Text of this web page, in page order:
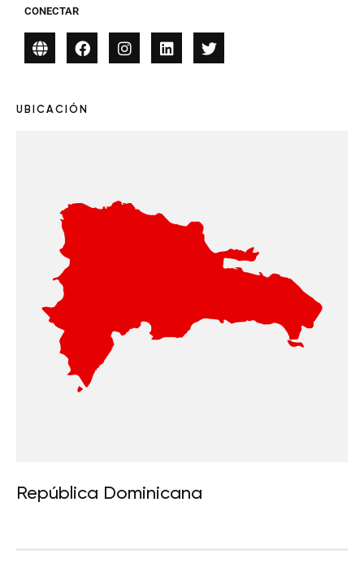
CONECTAR
UBICACIÓN
República Dominicana